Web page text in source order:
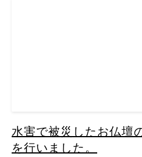
水害で被災したお仏壇
を行いました。